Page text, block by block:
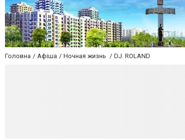
Головна Афіша Ночная жизнь DJ. ROLAND